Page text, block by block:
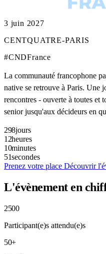
3 juin 2027
CENTQUATRE-PARIS
#CNDFrance
La communauté francophone
native se retrouve à Paris. Une
rencontres - ouverte à toutes et
senior jusqu'aux décideurs en
298jours
12heures
10minutes
49secondes
Prenez votre place Découvrir
L'évènement en
2500
Participant(e)s attendu(e)s
50+